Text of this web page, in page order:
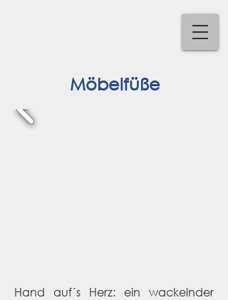
Möbelfüße
Hand auf´s Herz: ein wackelnder